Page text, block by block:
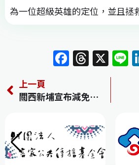
為一位超級英雄的定位，並且拯
F
a
c
e
b
o
o
T
h
re
a
d
s
X
n
上一頁
關西新埔宣布減免自來水費 水公司將再向汙染業者求償